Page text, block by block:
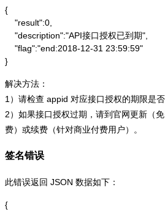
{
    "result":0,
    "description":"API接口授权已到期",
    "flag":"end:2018-12-31 23:59:59"
}
解决方法：
1）请检查 appid 对应接口授权的期限是否
2）如果接口授权过期，请到官网更新（
费）或续费（针对商业付费用户）。
签名错误
此错误返回 JSON 数据如下：
{